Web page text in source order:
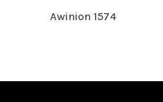
Awinion 1574